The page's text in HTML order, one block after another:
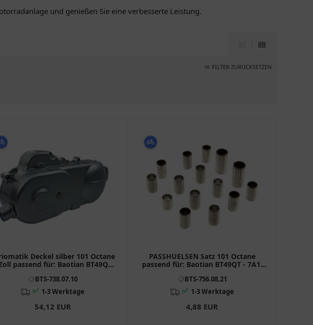
und genießen Sie eine verbesserte Leistung.
FILTER ZURÜCKSETZEN
Deckel silber 101 Octane
passend für: Baotian BT49QT -
BTS-738.07.10
✅ 1-3 Werktage
54,12 EUR
PASSHUELSEN Satz 101 Octane
passend für: Baotian BT49QT - 7A1,
BTS-756.08.21
✅ 1-3 Werktage
4,88 EUR